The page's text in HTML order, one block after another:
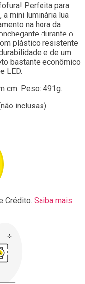
Perfeita para
a mini luminária lua
na hora da
durante o
plástico resistente
e de um
bastante econômico
LED.
cm. Peso: 491g.
inclusas)
Crédito. Saiba mais